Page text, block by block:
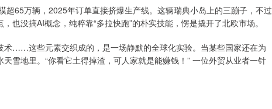
65万辆，2025年订单直接挤爆生产线。这辆瑞典小岛上的三蹦子，不过
也没搞AI概念，纯粹靠“多拉快跑”的朴实技能，愣是撬开了北欧市场。
术……这些元素交织成的，是一场静默的全球化实验。当某些国家还在为
雪地里。“你看它土得掉渣，可人家就是能赚钱！” 一位外贸从业者一针